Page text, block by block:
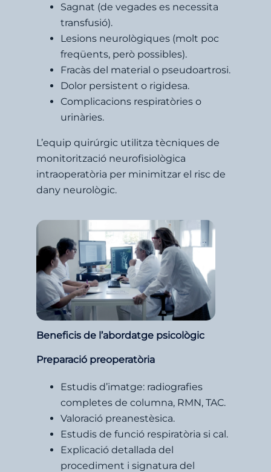
Sagnat (de vegades es necessita
transfusió).
Lesions neurològiques (molt poc
freqüents, però possibles).
Fracàs del material o pseudoartrosi.
Dolor persistent o rigidesa.
Complicacions respiratòries o
urinàries.
L’equip quirúrgic utilitza tècniques de
monitorització neurofisiològica
intraoperatòria per minimitzar el risc de
dany neurològic.
Beneficis de l’abordatge psicològic
Preparació preoperatòria
Estudis d’imatge: radiografies
completes de columna, RMN, TAC.
Valoració preanestèsica.
Estudis de funció respiratòria si cal.
Explicació detallada del
procediment i signatura del